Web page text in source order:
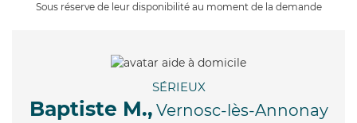
Sous réserve de leur disponibilité au moment de la demande
SÉRIEUX
Baptiste M., Vernosc-lès-Annonay